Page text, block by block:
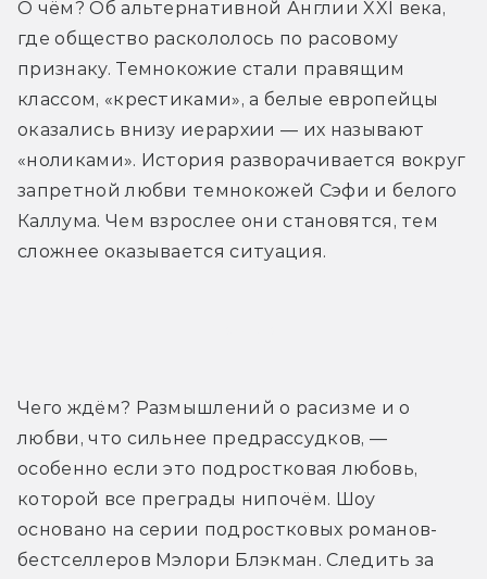
О чём? Об альтернативной Англии XXI века,
где общество раскололось по расовому
признаку. Темнокожие стали правящим
классом, «крестиками», а белые европейцы
оказались внизу иерархии — их называют
«ноликами». История разворачивается вокруг
запретной любви темнокожей Сэфи и белого
Каллума. Чем взрослее они становятся, тем
сложнее оказывается ситуация.
Чего ждём? Размышлений о расизме и о
любви, что сильнее предрассудков, —
особенно если это подростковая любовь,
которой все преграды нипочём. Шоу
основано на серии подростковых романов-
бестселлеров Мэлори Блэкман. Следить за